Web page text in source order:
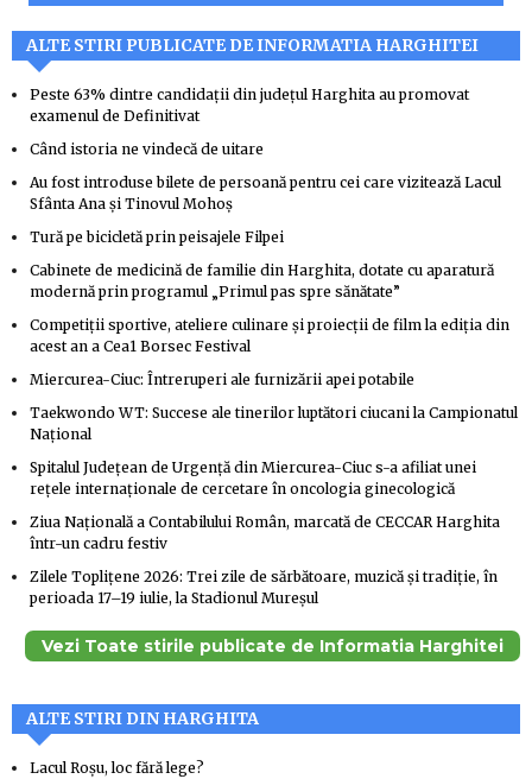
ALTE STIRI PUBLICATE DE INFORMATIA HARGHITEI
Peste 63% dintre candidaţii din judeţul Harghita au promovat
examenul de Definitivat
Când istoria ne vindecă de uitare
Au fost introduse bilete de persoană pentru cei care vizitează Lacul
Sfânta Ana şi Tinovul Mohoş
Tură pe bicicletă prin peisajele Filpei
Cabinete de medicină de familie din Harghita, dotate cu aparatură
modernă prin programul „Primul pas spre sănătate”
Competiţii sportive, ateliere culinare şi proiecţii de film la ediţia din
acest an a Cea1 Borsec Festival
Miercurea-Ciuc: Întreruperi ale furnizării apei potabile
Taekwondo WT: Succese ale tinerilor luptători ciucani la Campionatul
Naţional
Spitalul Judeţean de Urgenţă din Miercurea-Ciuc s-a afiliat unei
reţele internaţionale de cercetare în oncologia ginecologică
Ziua Naţională a Contabilului Român, marcată de CECCAR Harghita
într-un cadru festiv
Zilele Topliţene 2026: Trei zile de sărbătoare, muzică şi tradiţie, în
perioada 17–19 iulie, la Stadionul Mureşul
Vezi Toate stirile publicate de Informatia Harghitei
ALTE STIRI DIN HARGHITA
Lacul Roșu, loc fără lege?